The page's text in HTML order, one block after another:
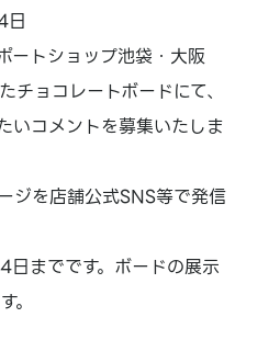
日
ートショップ池袋・大阪
チョコレートボードにて、
いコメントを募集いたしま
ジを店舗公式SNS等で発信
までです。ボードの展示
。